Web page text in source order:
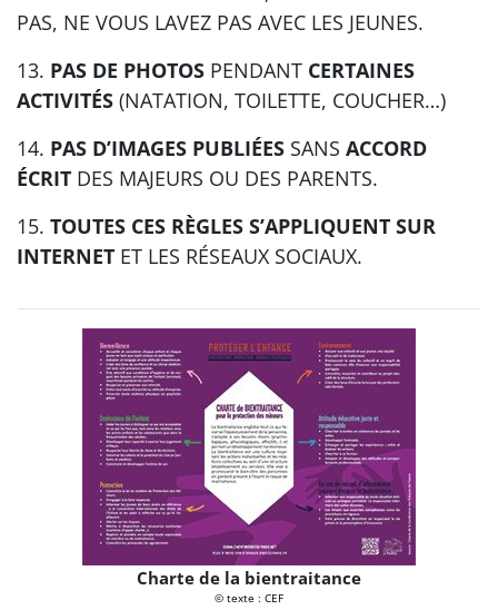
PAS, NE VOUS LAVEZ PAS AVEC LES JEUNES.
13. PAS DE PHOTOS PENDANT CERTAINES
ACTIVITÉS (NATATION, TOILETTE, COUCHER…)
14. PAS D’IMAGES PUBLIÉES SANS ACCORD
ÉCRIT DES MAJEURS OU DES PARENTS.
15. TOUTES CES RÈGLES S’APPLIQUENT SUR
INTERNET ET LES RÉSEAUX SOCIAUX.
Charte de la bientraitance
© texte : CEF